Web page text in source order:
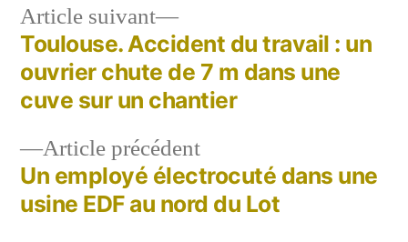
Navigation
de
l’article
Article précédentArticle
précédent :
Un employé électrocuté dans une
usine EDF au nord du Lot
Article suivant
Article
suivant :
Toulouse. Accident du travail : un
ouvrier chute de 7 m dans une
cuve sur un chantier